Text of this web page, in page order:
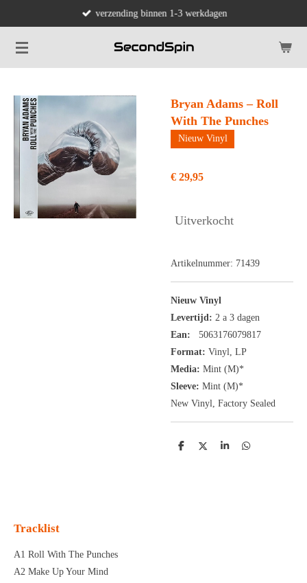
naar
de
verzending binnen 1-3 werkdagen
Bryan Adams – Roll
With The Punches
Nieuw Vinyl
€ 29,95
Uitverkocht
Artikelnummer: 71439
Nieuw Vinyl
Levertijd: 2 a 3 dagen
Ean:
5063176079817
Format: Vinyl, LP
Media: Mint (M)*
Sleeve: Mint (M)*
New Vinyl, Factory Sealed
D
D
S
D
Tracklist
A1 Roll With The Punches
A2 Make Up Your Mind